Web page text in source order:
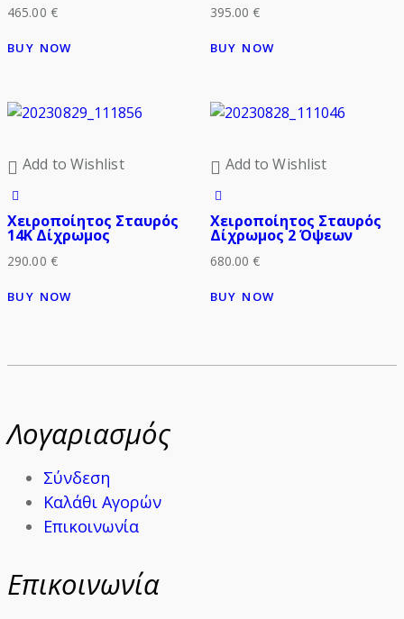
465.00 €
BUY NOW
395.00€
BUY NOW
Add to Wishlist
Χειροποίητος Σταυρός
14Κ Δίχρωμος
290.00 €
BUY NOW
Add to Wishlist
Χειροποίητος Σταυρός
Δίχρωμος 2 Όψεων
680.00€
BUY NOW
Λογαριασμός
Σύνδεση
Καλάθι Αγορών
Επικοινωνία
Επικοινωνία